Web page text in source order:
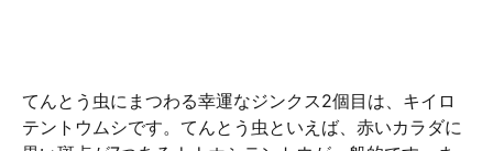
てんとう虫にまつわる幸運なジンクス2個目は、キイロ
テントウムシです。てんとう虫といえば、赤いカラダに